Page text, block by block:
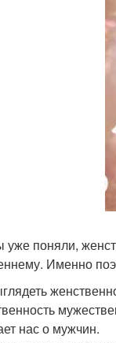
уже поняли,
Именно
нас о мужчин.